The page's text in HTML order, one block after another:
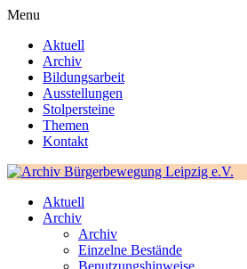
Menu
Aktuell
Archiv
Bildungsarbeit
Ausstellungen
Stolpersteine
Themen
Kontakt
Aktuell
Archiv
Archiv
Einzelne Bestände
Benutzungshinweise